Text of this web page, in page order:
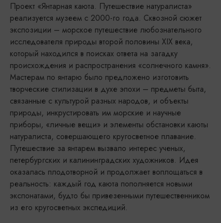
Проект «Янтарная каюта. Путешествие натуралиста»
реализуется музеем с 2000-го года. Сквозной сюжет
экспозиции – морское путешествие любознательного
исследователя природы второй половины XIX века,
который находился в поисках ответа на загадку
происхождения и распространения «солнечного камня».
Мастерам по янтарю было предложено изготовить
творческие стилизации в духе эпохи – предметы быта,
связанные с культурой разных народов, и объекты
природы, инкрустировать им морские и научные
приборы, «личные вещи» и элементы обстановки каюты
натуралиста, совершающего кругосветное плавание.
Путешествие за янтарем вызвало интерес ученых,
петербургских и калининградских художников. Идея
оказалась плодотворной и продолжает воплощаться в
реальность: каждый год каюта пополняется новыми
экспонатами, будто бы привезенными путешественником
из его кругосветных экспедиций.